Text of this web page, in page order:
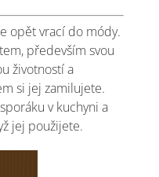
opět vrací do módy.
především svou
životností a
si jej zamilujete.
v kuchyni a
jej použijete.